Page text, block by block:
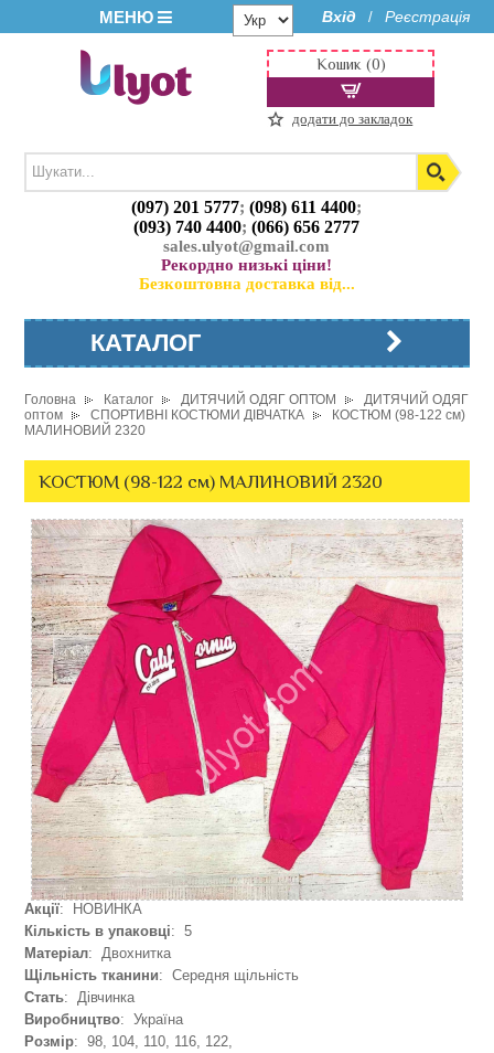
МЕНЮ Вхід / Реєстрація
(097) 201 5777;(098) 611 4400;
(093) 740 4400;(066) 656 2777
sales.ulyot@gmail.com
Рекордно низькі ціни!
Безкоштовна доставка від...
Кошик (0)
додати до закладок
КАТАЛОГ
Головна Каталог ДИТЯЧИЙ ОДЯГ ОПТОМ
ДИТЯЧИЙ ОДЯГ
оптом
СПОРТИВНІ КОСТЮМИ ДІВЧАТКА
КОСТЮМ (98-122 см)
МАЛИНОВИЙ 2320
КОСТЮМ (98-122 см) МАЛИНОВИЙ 2320
Акції: НОВИНКА
Кількість в упаковці: 5
Матеріал: Двохнитка
Щільність тканини: Середня щільність
Стать: Дівчинка
Виробництво: Україна
Розмір: 98, 104, 110, 116, 122,